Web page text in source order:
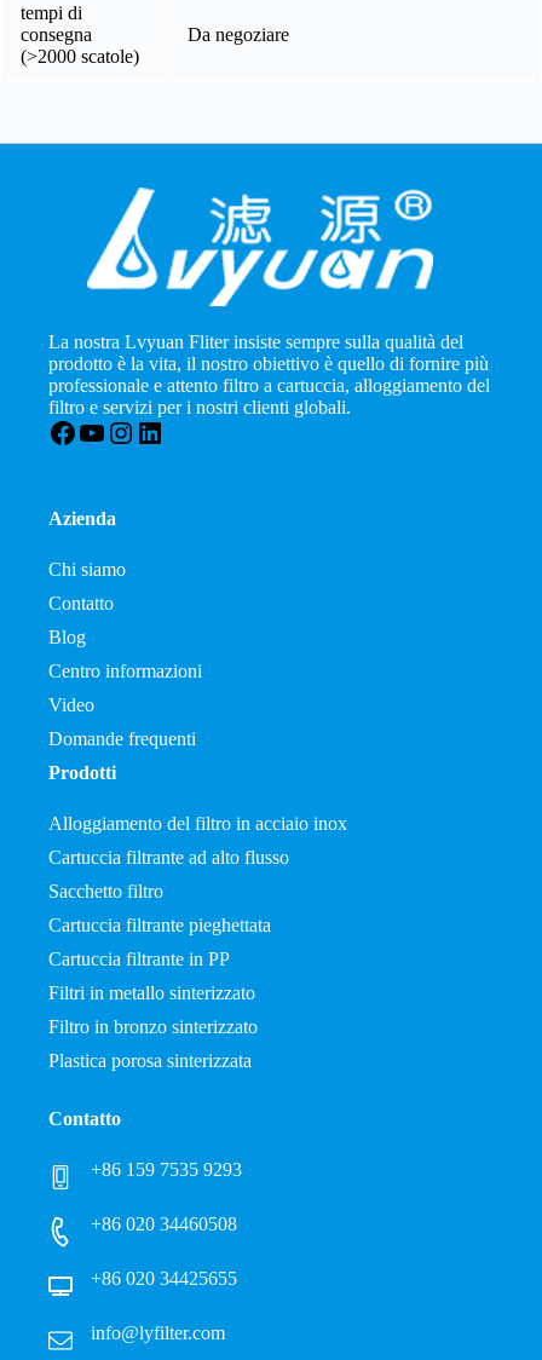
tempi di
consegna
(>2000 scatole)
Da negoziare
La nostra Lvyuan Fliter insiste sempre sulla qualità del
prodotto è la vita, il nostro obiettivo è quello di fornire più
professionale e attento filtro a cartuccia, alloggiamento del
filtro e servizi per i nostri clienti globali.
Facebook
YouTube
Instagram
LinkedIn
Azienda
Chi siamo
Contatto
Blog
Centro informazioni
Video
Domande frequenti
Prodotti
Alloggiamento del filtro in acciaio inox
Cartuccia filtrante ad alto flusso
Sacchetto filtro
Cartuccia filtrante pieghettata
Cartuccia filtrante in PP
Filtri in metallo sinterizzato
Filtro in bronzo sinterizzato
Plastica porosa sinterizzata
Contatto
+86 159 7535 9293
+86 020 34460508
+86 020 34425655
info@lyfilter.com